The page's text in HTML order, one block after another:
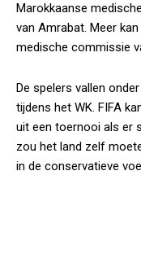
Marokkaanse
van Amrabat. Meer
medische commissie
De spelers vallen
tijdens het WK. FIFA
uit een toernooi als er
zou het land zelf
in de conservatieve